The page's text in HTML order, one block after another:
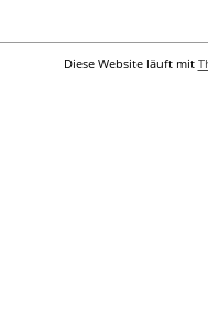
Diese Website läuft mit